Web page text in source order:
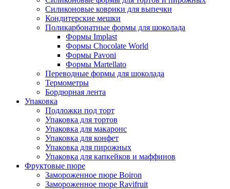
Силиконовые коврики для выпечки
Кондитерские мешки
Поликарбонатные формы для шоколада
Формы Implast
Формы Chocolate World
Формы Pavoni
Формы Martellato
Переводные формы для шоколада
Термометры
Бордюрная лента
Упаковка
Подложки под торт
Упаковка для тортов
Упаковка для макаронс
Упаковка для конфет
Упаковка для пирожных
Упаковка для капкейков и маффинов
Фруктовые пюре
Замороженное пюре Boiron
Замороженное пюре Ravifruit